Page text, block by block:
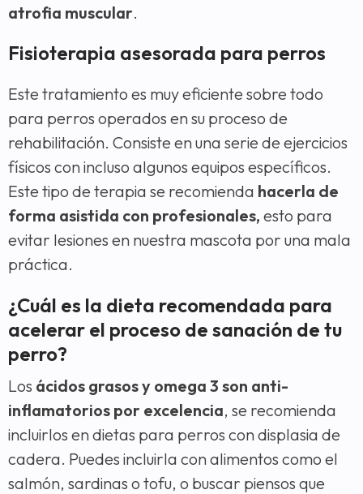
atrofia muscular.
Fisioterapia asesorada para perros
Este tratamiento es muy eficiente sobre todo
para perros operados en su proceso de
rehabilitación. Consiste en una serie de ejercicios
físicos con incluso algunos equipos específicos.
Este tipo de terapia se recomienda hacerla de
forma asistida con profesionales, esto para
evitar lesiones en nuestra mascota por una mala
práctica.
¿Cuál es la dieta recomendada para
acelerar el proceso de sanación de tu
perro?
Los ácidos grasos y omega 3 son anti-
inflamatorios por excelencia, se recomienda
incluirlos en dietas para perros con displasia de
cadera. Puedes incluirla con alimentos como el
salmón, sardinas o tofu, o buscar piensos que